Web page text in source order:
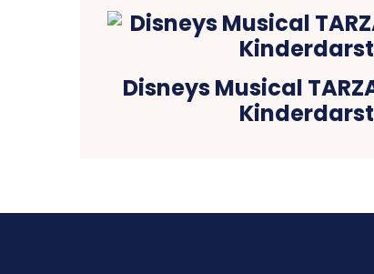
Disneys Musical